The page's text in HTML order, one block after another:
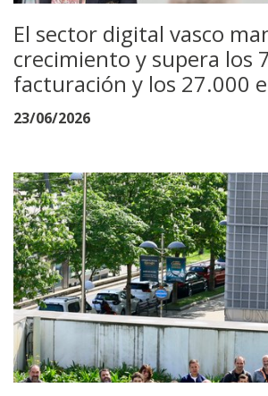
El sector digital vasco
crecimiento y supera los
facturación y los 27.000
23/06/2026